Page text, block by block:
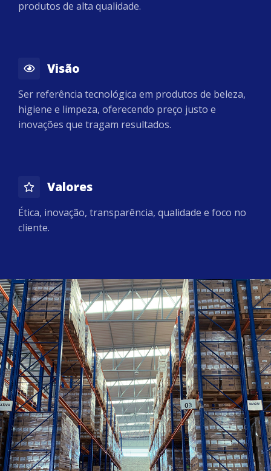
produtos de alta qualidade.
Visão
Ser referência tecnológica em produtos de beleza,
higiene e limpeza, oferecendo preço justo e
inovações que tragam resultados.
Valores
Ética, inovação, transparência, qualidade e foco no
cliente.